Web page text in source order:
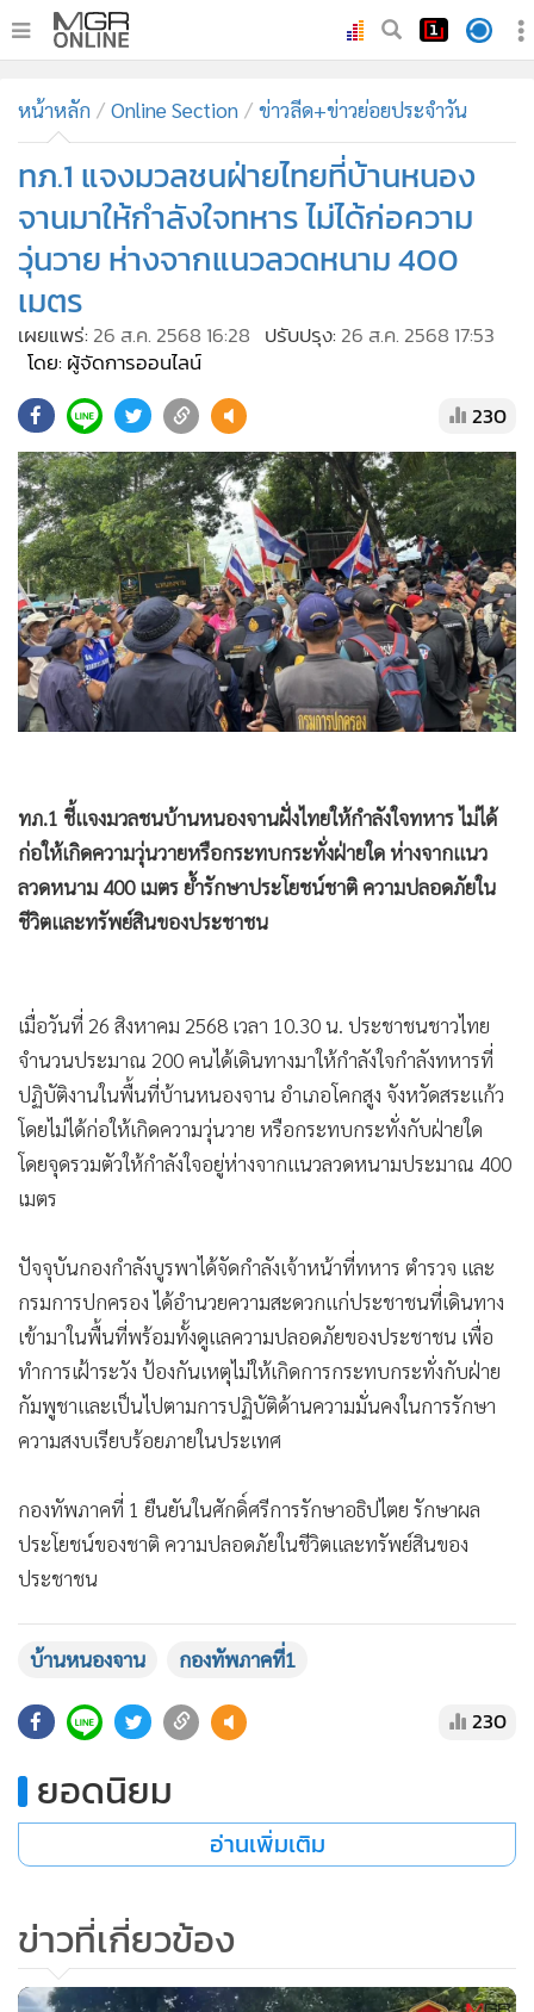
ทันเหตุการณ์
• ภาคใต้
• บันเทิง
• ผู้จัดการรายวัน
• คอลัมนิสต์
• CbizReview
• Cyber BIZ
• ผู้จัดกวน
• Good health & Well-being
• Green Innovation & SD
• Management & HR
• MGR Live
• Infographic
• การเมือง
• ต่างประเทศ
• Special Scoop
• เศรษฐกิจ-ธุรกิจ
• อาชญากรรม
• Motoring
• เกม
• วิทยาศาสตร์
• SMEs
• หุ้น
• กองทุนรวม
• Celeb Online
• Factcheck
• ญี่ปุ่น
• News1
หน้าหลัก Online Section ข่าวลีด+ข่าวย่อยประจำวัน
ทภ.1 แจงมวลชนฝ่ายไทยที่บ้านหนอง
จานมาให้กำลังใจทหาร ไม่ได้ก่อความ
วุ่นวาย ห่างจากแนวลวดหนาม 400
เมตร
เผยแพร่: 26 ส.ค. 2568 16:28 ปรับปรุง: 26 ส.ค. 2568 17:53
โดย: ผู้จัดการออนไลน์
230
ทภ.1 ชี้แจงมวลชนบ้านหนองจานฝั่งไทยให้กำลังใจทหาร ไม่ได้
ก่อให้เกิดความวุ่นวายหรือกระทบกระทั่งฝ่ายใด ห่างจากแนว
ลวดหนาม 400 เมตร ย้ำรักษาประโยชน์ชาติ ความปลอดภัยใน
ชีวิตและทรัพย์สินของประชาชน
เมื่อวันที่ 26 สิงหาคม 2568 เวลา 10.30 น. ประชาชนชาวไทย
จำนวนประมาณ 200 คนได้เดินทางมาให้กำลังใจกำลังทหารที่
ปฏิบัติงานในพื้นที่บ้านหนองจาน อำเภอโคกสูง จังหวัดสระแก้ว
โดยไม่ได้ก่อให้เกิดความวุ่นวาย หรือกระทบกระทั่งกับฝ่ายใด
โดยจุดรวมตัวให้กำลังใจอยู่ห่างจากแนวลวดหนามประมาณ 400
เมตร
ปัจจุบันกองกำลังบูรพาได้จัดกำลังเจ้าหน้าที่ทหาร ตำรวจ และ
กรมการปกครอง ได้อำนวยความสะดวกแก่ประชาชนที่เดินทาง
เข้ามาในพื้นที่พร้อมทั้งดูแลความปลอดภัยของประชาชน เพื่อ
ทำการเฝ้าระวัง ป้องกันเหตุไม่ให้เกิดการกระทบกระทั่งกับฝ่าย
กัมพูชาและเป็นไปตามการปฏิบัติด้านความมั่นคงในการรักษา
ความสงบเรียบร้อยภายในประเทศ
กองทัพภาคที่ 1 ยืนยันในศักดิ์ศรีการรักษาอธิปไตย รักษาผล
ประโยชน์ของชาติ ความปลอดภัยในชีวิตและทรัพย์สินของ
ประชาชน
บ้านหนองจาน กองทัพภาคที่1
230
ยอดนิยม
อ่านเพิ่มเติม
ข่าวที่เกี่ยวข้อง